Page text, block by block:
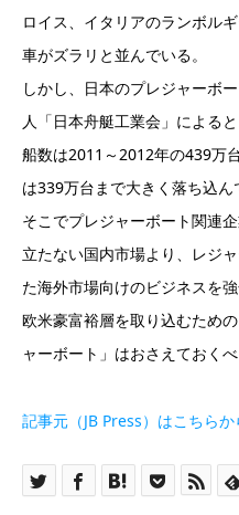
ロイス、イタリアのランボル
車がズラリと並んでいる。
しかし、日本のプレジャーボ
人「日本舟艇工業会」による
船数は2011～2012年の439万
は339万台まで大きく落ち込ん
そこでプレジャーボート関連
立たない国内市場より、レジ
た海外市場向けのビジネスを
欧米豪富裕層を取り込むため
ャーボート」はおさえておくべ
記事元（JB Press）はこちらか